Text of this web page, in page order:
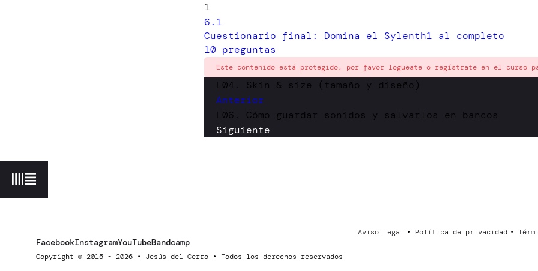
1
6.1
Cuestionario final: Domina el Sylenth1 al completo
10 preguntas
Este contenido está protegido, por favor logueate o regístrate en el curso
L04. Skin & size (tamaño y diseño)
Anterior
L06. Cómo guardar sonidos y salvarlos en bancos
Siguiente
FacebookInstagramYouTubeBandcamp
Aviso legal Política de privacidad
Copyright © 2015 - 2026 • Jesús del Cerro • Todos los derechos reservados